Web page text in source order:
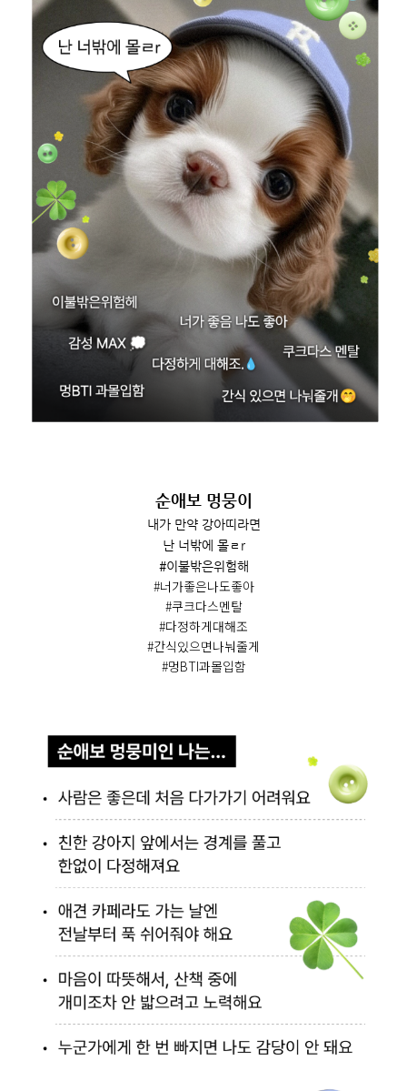
순애보 멍뭉이
내가 만약 강아띠라면
난 너밖에 몰ㄹr
#이불밖은위험해
#너가좋은나도좋아
#쿠크다스멘탈
#다정하게대해조
#간식있으면나눠줄게
#멍BTI과몰입함